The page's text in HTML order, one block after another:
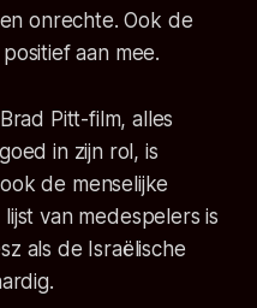
onrechte. Ook de
aan mee.
Pitt-film, alles
in zijn rol, is
de menselijke
van medespelers is
als de Israëlische